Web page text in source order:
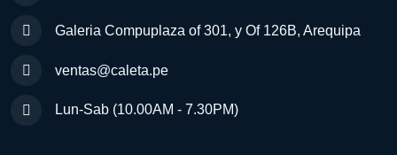
Galeria Compuplaza of 301, y Of 126B, Arequipa
ventas@caleta.pe
Lun-Sab (10.00AM - 7.30PM)